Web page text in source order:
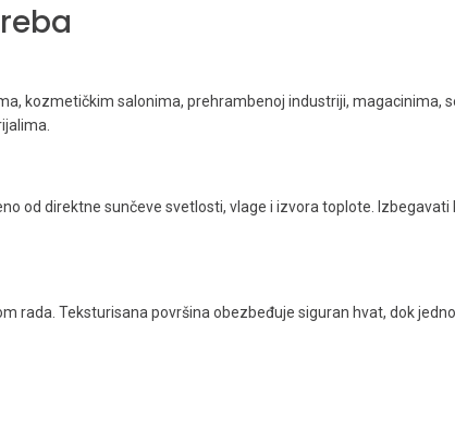
kozmetičkim salonima, prehrambenoj industriji, magacinima,
od direktne sunčeve svetlosti, vlage i izvora toplote.
rada. Teksturisana površina obezbeđuje siguran hvat, dok